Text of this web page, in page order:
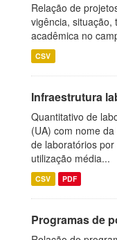
Relação de
vigência, situação,
acadêmica no
CSV
Infraestrutura
Quantitativo de
(UA) com nome
de laboratórios
utilização média...
CSV PDF
Programas de